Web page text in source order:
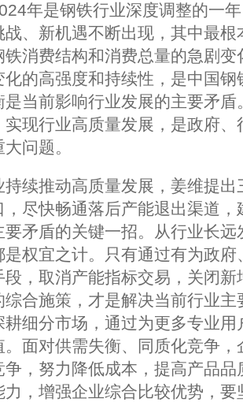
年是钢铁行业深度调整的一
战、新机遇不断出现，其中最
铁消费结构和消费总量的急剧
化的高强度和持续性，是中国
是当前影响行业发展的主要矛
实现行业高质量发展，是政府
问题。
持续推动高质量发展，姜维提
，尽快畅通落后产能退出渠道
要矛盾的关键一招。从行业长
是权宜之计。只有通过有为政
段，取消产能指标交易，关闭
综合施策，才是解决当前行业
耕细分市场，通过为更多专业
。面对供需失衡、同质化竞争
争，努力降低成本，提高产品
力，增强企业综合比较优势，